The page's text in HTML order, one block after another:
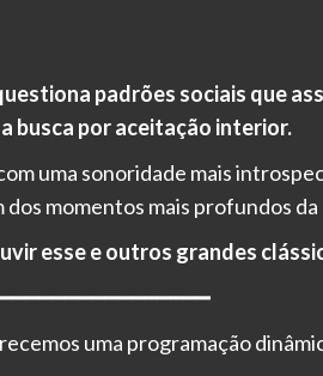
padrões sociais que
busca por aceitação interior.
uma sonoridade mais
dos momentos mais profundos
esse e outros grandes
uma programação